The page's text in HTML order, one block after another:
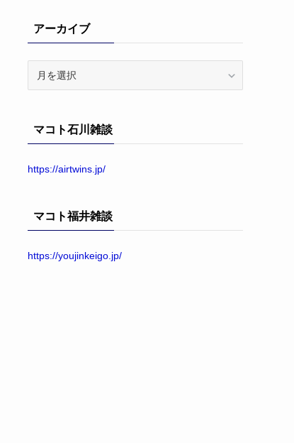
アーカイブ
ブマコト石川雑談
https://airtwins.jp/
マコト福井雑談
https://youjinkeigo.jp/